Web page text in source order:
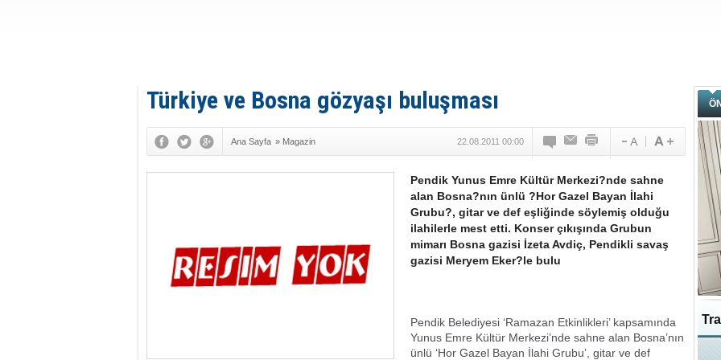
Türkiye ve Bosna gözyaşı buluşması
Ana Sayfa » Magazin 22.08.2011 00:00
Pendik Yunus Emre Kültür Merkezi?nde sahne
alan Bosna?nın ünlü ?Hor Gazel Bayan İlahi
Grubu?, gitar ve def eşliğinde söylemiş olduğu
ilahilerle mest etti. Konser çıkışında Grubun
mimarı Bosna gazisi İzeta Avdiç, Pendikli savaş
gazisi Meryem Eker?le bulu
Pendik Belediyesi ‘Ramazan Etkinlikleri’ kapsamında
Yunus Emre Kültür Merkezi’nde sahne alan Bosna’nın
ünlü ‘Hor Gazel Bayan İlahi Grubu’, gitar ve def